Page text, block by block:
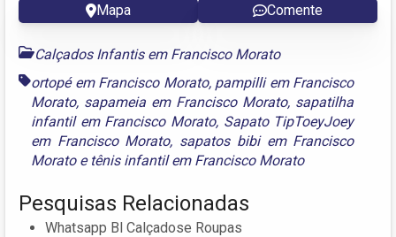
Mapa Comente
Calçados Infantis em Francisco Morato
ortopé em Francisco Morato, pampilli em Francisco
Morato, sapameia em Francisco Morato, sapatilha
infantil em Francisco Morato, Sapato TipToeyJoey
em Francisco Morato, sapatos bibi em Francisco
Moratoe tênis infantil em Francisco Morato
Pesquisas Relacionadas
Whatsapp Bl Calçadose Roupas